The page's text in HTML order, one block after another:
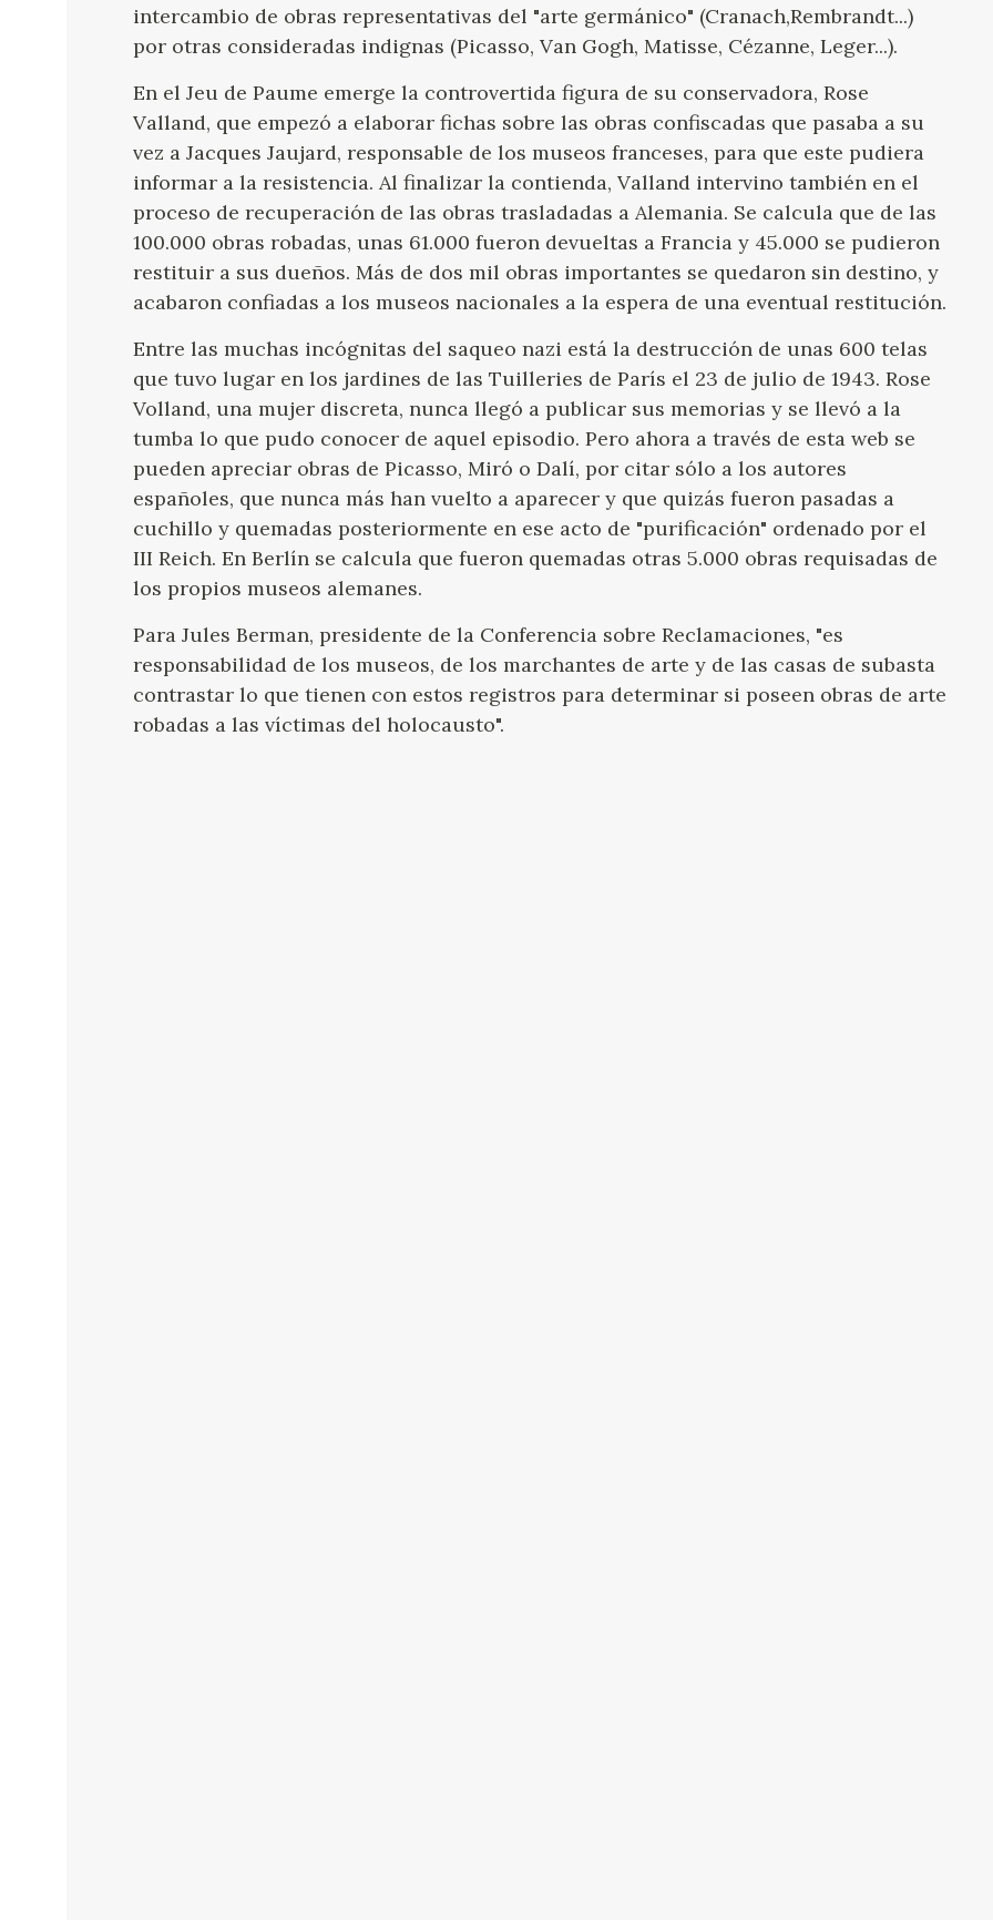
intercambio de obras representativas del "arte germánico" (Cranach,Rembrandt...)
por otras consideradas indignas (Picasso, Van Gogh, Matisse, Cézanne, Leger...).
En el Jeu de Paume emerge la controvertida figura de su conservadora, Rose
Valland, que empezó a elaborar fichas sobre las obras confiscadas que pasaba a su
vez a Jacques Jaujard, responsable de los museos franceses, para que este pudiera
informar a la resistencia. Al finalizar la contienda, Valland intervino también en el
proceso de recuperación de las obras trasladadas a Alemania. Se calcula que de las
100.000 obras robadas, unas 61.000 fueron devueltas a Francia y 45.000 se pudieron
restituir a sus dueños. Más de dos mil obras importantes se quedaron sin destino, y
acabaron confiadas a los museos nacionales a la espera de una eventual restitución.
Entre las muchas incógnitas del saqueo nazi está la destrucción de unas 600 telas
que tuvo lugar en los jardines de las Tuilleries de París el 23 de julio de 1943. Rose
Volland, una mujer discreta, nunca llegó a publicar sus memorias y se llevó a la
tumba lo que pudo conocer de aquel episodio. Pero ahora a través de esta web se
pueden apreciar obras de Picasso, Miró o Dalí, por citar sólo a los autores
españoles, que nunca más han vuelto a aparecer y que quizás fueron pasadas a
cuchillo y quemadas posteriormente en ese acto de "purificación" ordenado por el
III Reich. En Berlín se calcula que fueron quemadas otras 5.000 obras requisadas de
los propios museos alemanes.
Para Jules Berman, presidente de la Conferencia sobre Reclamaciones, "es
responsabilidad de los museos, de los marchantes de arte y de las casas de subasta
contrastar lo que tienen con estos registros para determinar si poseen obras de arte
robadas a las víctimas del holocausto".